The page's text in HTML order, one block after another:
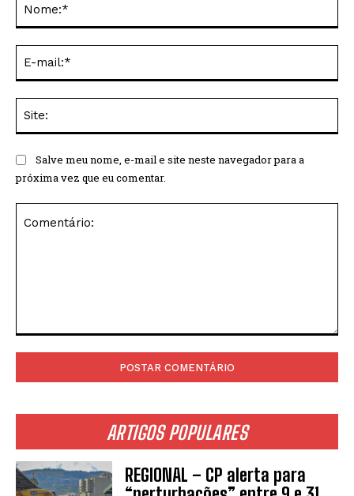
ARTIGOS POPULARES
REGIONAL – CP alerta para
Salve meu nome, e-mail e site neste navegador para a
próxima vez que eu comentar.